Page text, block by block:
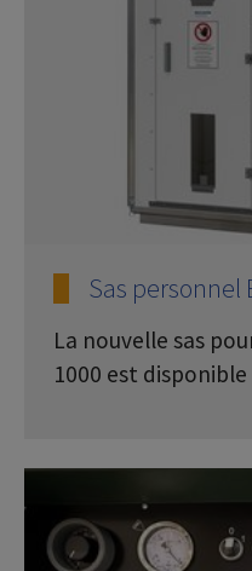
Sas personnel
La nouvelle sas
1000 est